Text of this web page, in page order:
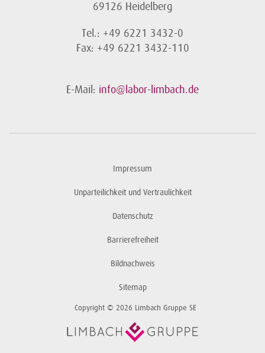
69126 Heidelberg
Tel.: +49 6221 3432-0
Fax: +49 6221 3432-110
E-Mail: info@labor-limbach.de
Impressum
Unparteilichkeit und Vertraulichkeit
Datenschutz
Barrierefreiheit
Bildnachweis
Sitemap
Copyright © 2026 Limbach Gruppe SE